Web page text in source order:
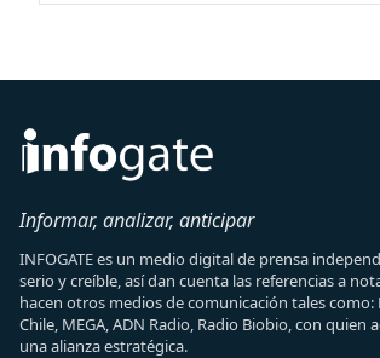
Informar, analizar, anticipar
INFOGATE es un medio digital de prensa
serio y creíble, así dan cuenta las referencias a
hacen otros medios de comunicación tales como:
Chile, MEGA, ADN Radio, Radio Biobio, con quien
una alianza estratégica.